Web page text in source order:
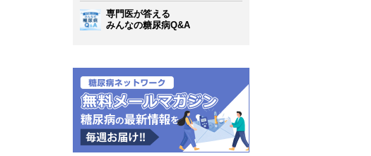
専門医が答える
みんなの糖尿病Q&A